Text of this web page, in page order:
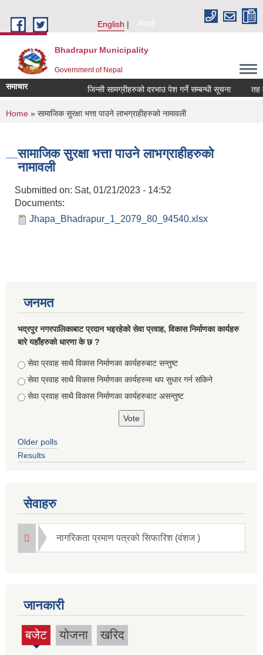
English
नेपाली
Bhadrapur Municipality
Government of Nepal
समाचार जिन्सी सामग्रीहरुको दरभाउ पेश गर्ने सम्बन्धी सूचना तह
You are here
Home » सामाजिक सुरक्षा भत्ता पाउने लाभग्राहीहरुको नामावली
सामाजिक सुरक्षा भत्ता पाउने लाभग्राहीहरुको
नामावली
Submitted on: Sat, 01/21/2023 - 14:52
Documents:
Jhapa_Bhadrapur_1_2079_80_94540.xlsx
जनमत
भद्रपुर नगरपालिकाबाट प्रदान भइरहेको सेवा प्रवाह, विकास निर्माणका कार्यहरु
बारे यहाँहरुको धारणा के छ ?
Choices
सेवा प्रवाह साथै विकास निर्माणका कार्यहरुबाट सन्तुष्ट
सेवा प्रवाह साथै विकास निर्माणका कार्यहरुमा थप सुधार गर्न सकिने
सेवा प्रवाह साथै विकास निर्माणका कार्यहरुबाट असन्तुष्ट
Older polls
Results
सेवाहरु
नागरिकता प्रमाण पत्रको सिफारिश (वंशज )
जानकारी
बजेट
(active
योजना खरिद